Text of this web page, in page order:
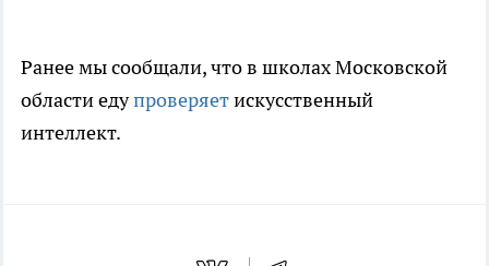
Ранее мы сообщали, что в школах Московской
области едупроверяетискусственный
интеллект.